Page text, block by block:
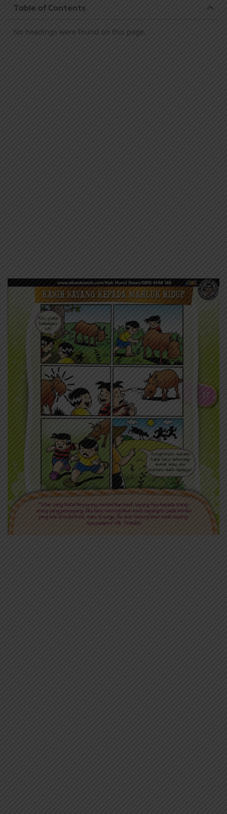
Table of Contents
No headings were found on this page.